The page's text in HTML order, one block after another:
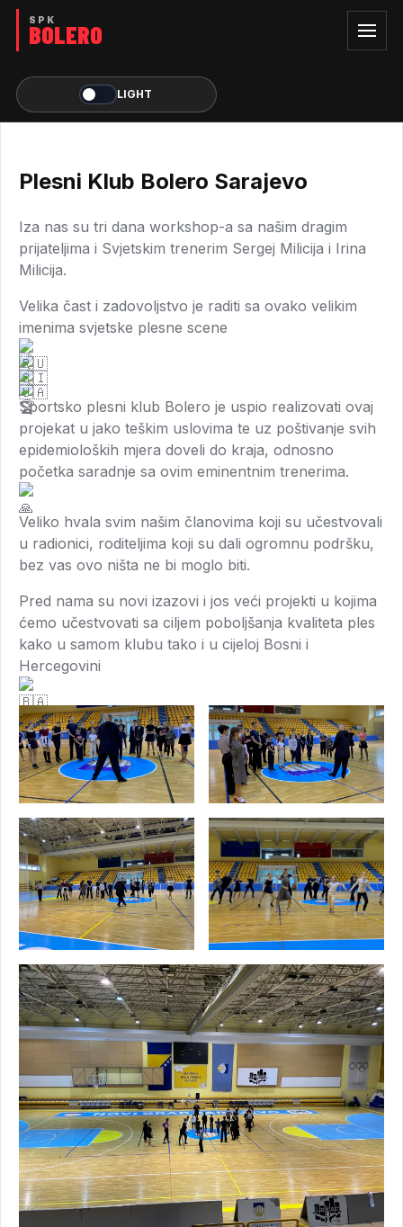
LIGHT
Plesni Klub Bolero Sarajevo
Iza nas su tri dana workshop-a sa našim dragim
prijateljima i Svjetskim trenerim Sergej Milicija i Irina
Milicija.
Velika čast i zadovoljstvo je raditi sa ovako velikim
imenima svjetske plesne scene
Sportsko plesni klub Bolero je uspio realizovati ovaj
projekat u jako teškim uslovima te uz poštivanje svih
epidemioloških mjera doveli do kraja, odnosno
početka saradnje sa ovim eminentnim trenerima.
Veliko hvala svim našim članovima koji su učestvovali
u radionici, roditeljima koji su dali ogromnu podršku,
bez vas ovo ništa ne bi moglo biti.
Pred nama su novi izazovi i jos veći projekti u kojima
ćemo učestvovati sa ciljem poboljšanja kvaliteta ples
kako u samom klubu tako i u cijeloj Bosni i
Hercegovini